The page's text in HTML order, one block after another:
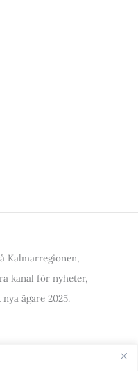
Kalmarregionen,
kanal för nyheter,
ägare 2025.